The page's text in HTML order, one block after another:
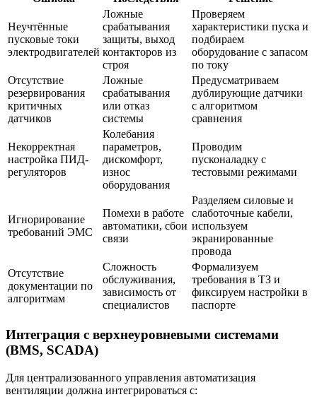
Неучтённые
пусковые токи
электродвигателей
Ложные
срабатывания
защиты, выход
контакторов из
строя
Проверяем
характеристики пуска и
подбираем
оборудование с запасом
по току
Отсутствие
резервирования
критичных
датчиков
Ложные
срабатывания
или отказ
системы
Предусматриваем
дублирующие датчики
с алгоритмом
сравнения
Некорректная
настройка ПИД-
регуляторов
Колебания
параметров,
дискомфорт,
износ
оборудования
Проводим
пусконаладку с
тестовыми режимами
Игнорирование
требований ЭМС
Помехи в работе
автоматики, сбои
связи
Разделяем силовые и
слаботочные кабели,
используем
экранированные
провода
Отсутствие
документации по
алгоритмам
Сложность
обслуживания,
зависимость от
специалистов
Формализуем
требования в ТЗ и
фиксируем настройки в
паспорте
Интеграция с верхнеуровневыми системами
(BMS, SCADA)
Для централизованного управления автоматизация
вентиляции должна интегрироваться с: